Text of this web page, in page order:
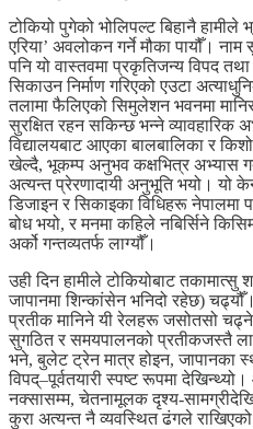
टोकियो पुगेको भोलिपल्ट बिहानै हामीले
एरिया’ अवलोकन गर्ने मौका पायौँ।
पनि यो वास्तवमा प्रकृतिजन्य विपद तथा
सिकाउन निर्माण गरिएको एउटा
तलामा फैलिएको सिमुलेशन भवनमा
सुरक्षित रहन सकिन्छ भन्ने व्यावहारिक
विद्यालयबाट आएका बालबालिका र
खेल्दै, भूकम्प अनुभव कक्षभित्र अभ्यास
अत्यन्त प्रेरणादायी अनुभूति भयो। यो
डिजाइन र सिकाइका विधिहरू
बोध भयो, र मनमा कहिले नबिर्सिने
अर्को गन्तव्यतर्फ लाग्यौँ।
उही दिन हामीले टोकियोबाट
जापानमा शिन्कांसेन भनिदो रहेछ)
प्रतीक मानिने यी रेलहरू जसोतसो चढ्ने
सुगठित र समयपालनको प्रतीकजस्तै
भने, बुलेट ट्रेन मात्र होइन, जापानका
विपद्–पूर्वतयारी स्पष्ट रूपमा
नक्सासम्म, चेतनामूलक दृश्य-
कुरा अत्यन्त नै व्यवस्थित ढंगले राखिएको